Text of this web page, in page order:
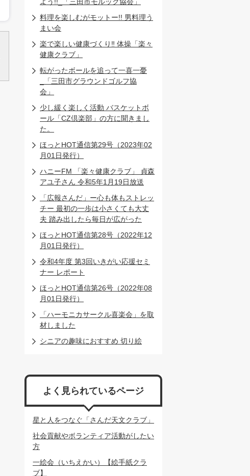
よう!!_「三田市モルック協会」
料理を楽しむがモットー!! 男料理う
まい会
楽で楽しい健康づくり‼ 体操「楽々
健康クラブ」
転がったボールを追って一喜一憂
_「三田市グラウンドゴルフ協
会」
少し緩く楽しく活動 バスケットボ
ール「CZ倶楽部」の方に聞きまし
た。
ほっとHOT通信第29号（2023年02
月01日発行）
ハニーFM 「楽々健康クラブ」 貞森
アユ子さん 令和5年1月19日放送
「広報さんだ」ー心も体もストレッ
チー 最初の一歩は小さくても大丈
夫 踏み出したら毎日が広がった
ほっとHOT通信第28号（2022年12
月01日発行）
令和4年度 第3回いきがい応援セミ
ナー レポート
ほっとHOT通信第26号（2022年08
月01日発行）
「ハーモニカサークル喜楽会」を取
材しました
シニアの趣味におすすめ 切り絵
よく見られているページ
星と人をつなぐ「さんだ天文クラブ」
社会貢献やボランティア活動がしたい
方
一絵会（いちえかい）【絵手紙クラ
ブ】